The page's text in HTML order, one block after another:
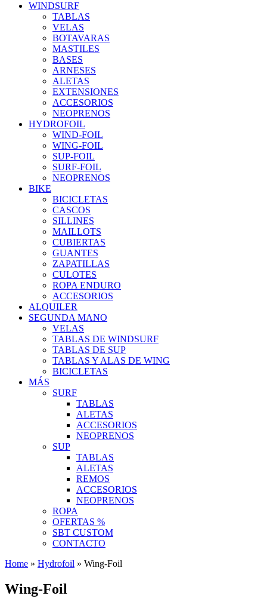
WINDSURF
TABLAS
VELAS
BOTAVARAS
MASTILES
BASES
ARNESES
ALETAS
EXTENSIONES
ACCESORIOS
NEOPRENOS
HYDROFOIL
WIND-FOIL
WING-FOIL
SUP-FOIL
SURF-FOIL
NEOPRENOS
BIKE
BICICLETAS
CASCOS
SILLINES
MAILLOTS
CUBIERTAS
GUANTES
ZAPATILLAS
CULOTES
ROPA ENDURO
ACCESORIOS
ALQUILER
SEGUNDA MANO
VELAS
TABLAS DE WINDSURF
TABLAS DE SUP
TABLAS Y ALAS DE WING
BICICLETAS
MÁS
SURF
TABLAS
ALETAS
ACCESORIOS
NEOPRENOS
SUP
TABLAS
ALETAS
REMOS
ACCESORIOS
NEOPRENOS
ROPA
OFERTAS %
SBT CUSTOM
CONTACTO
Home » Hydrofoil » Wing-Foil
Wing-Foil